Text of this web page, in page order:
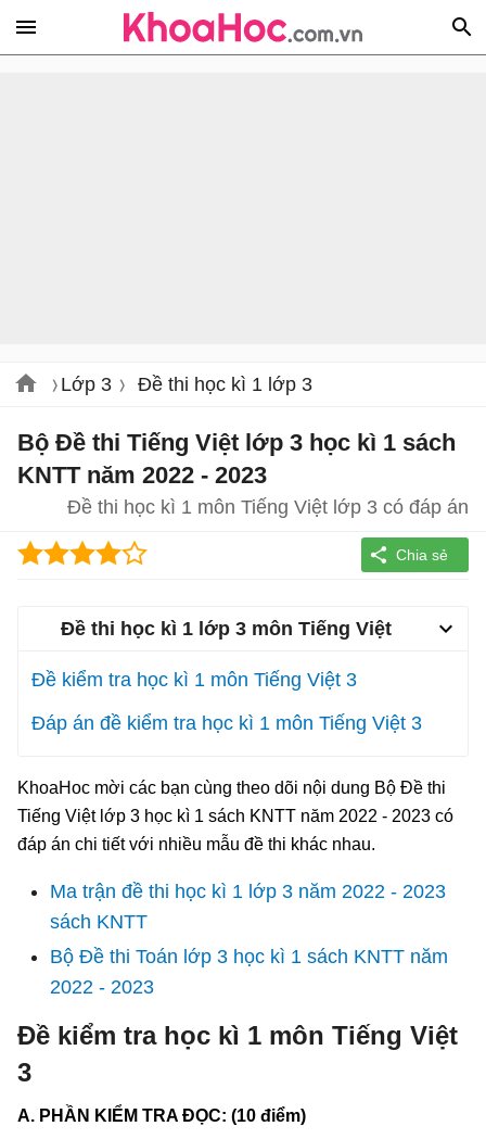
Lớp 3 Đề thi học kì 1 lớp 3
Bộ Đề thi Tiếng Việt lớp 3 học kì 1 sách
KNTT năm 2022 - 2023
Đề thi học kì 1 môn Tiếng Việt lớp 3 có đáp án
Đề thi học kì 1 lớp 3 môn Tiếng Việt
Đề kiểm tra học kì 1 môn Tiếng Việt 3
Đáp án đề kiểm tra học kì 1 môn Tiếng Việt 3
KhoaHoc mời các bạn cùng theo dõi nội dung Bộ Đề thi
Tiếng Việt lớp 3 học kì 1 sách KNTT năm 2022 - 2023 có
đáp án chi tiết với nhiều mẫu đề thi khác nhau.
Ma trận đề thi học kì 1 lớp 3 năm 2022 - 2023
sách KNTT
Bộ Đề thi Toán lớp 3 học kì 1 sách KNTT năm
2022 - 2023
Đề kiểm tra học kì 1 môn Tiếng Việt
3
A. PHẦN KIỂM TRA ĐỌC: (10 điểm)